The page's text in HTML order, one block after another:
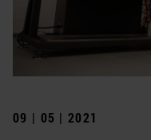
09 | 05 | 2021